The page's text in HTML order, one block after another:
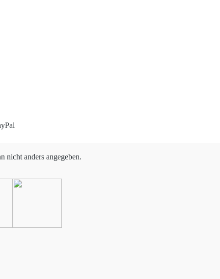
nicht anders angegeben.